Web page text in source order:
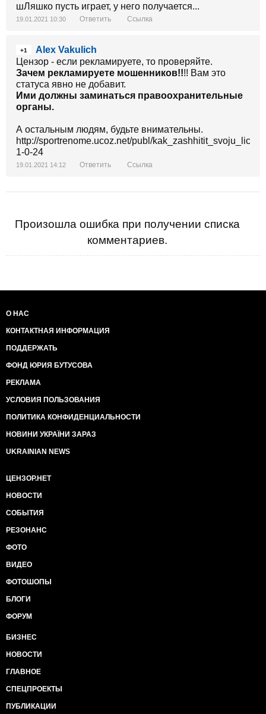
шЛяшко пусть играет, у него получается...
19.01.2021 10:30 Ответить Ссылка
+1
Alex Vakulich
Цензор - если рекламируете, то проверяйте.
Зачем рекламируете мошенников!!!! Вам это
статуса явно не добавит.
Ими должны заминаться правоохранительные
органы.
А остальным людям, будьте внимательны.
http://sportrenome.ucoz.net/publ/
1-0-24
19.01.2021 14:12 Ответить Ссылка
Произошла ошибка при получении списка
комментариев.
О НАС
КОНТАКТНАЯ ИНФОРМАЦИЯ
ПОДДЕРЖАТЬ
ФОНД ЮРИЯ БУТУСОВА
РЕКЛАМА
УСЛОВИЯ ПОЛЬЗОВАНИЯ
ПОЛИТИКА КОНФИДЕНЦИАЛЬНОСТИ
НОВИНИ УКРАЇНИ ЗАРАЗ
UKRAINIAN NEWS
ЦЕНЗОР.НЕТ
НОВОСТИ
СОБЫТИЯ
РЕЗОНАНС
ФОТО
ВИДЕО
ФОТОШОПЫ
БЛОГИ
ФОРУМ
БИЗНЕС
НОВОСТИ
ГЛАВНОЕ
СПЕЦПРОЕКТЫ
ПУБЛИКАЦИИ